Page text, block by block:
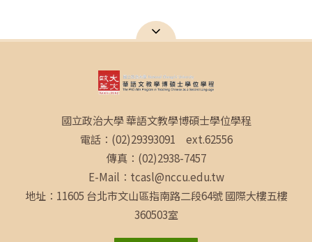
國立政治大學 華語文教學博碩士學位學程
電話：(02)29393091 ext.62556
傳真：(02)2938-7457
E-Mail：tcasl@nccu.edu.tw
地址：11605 台北市文山區指南路二段64號 國際大樓五樓
360503室